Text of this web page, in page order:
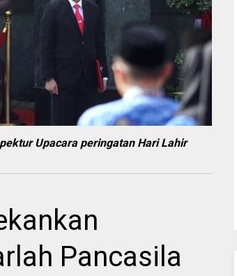
Upacara peringatan Hari Lahir
Pancasila